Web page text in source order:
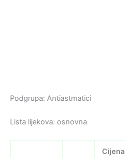
Podgrupa: Antiastmatici
Lista lijekova: osnovna
Cijena